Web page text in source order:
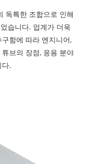
독특한 조합으로 인해
습니다. 업계가 더욱
함에 따라 엔지니어,
브의 장점, 응용 분야
.